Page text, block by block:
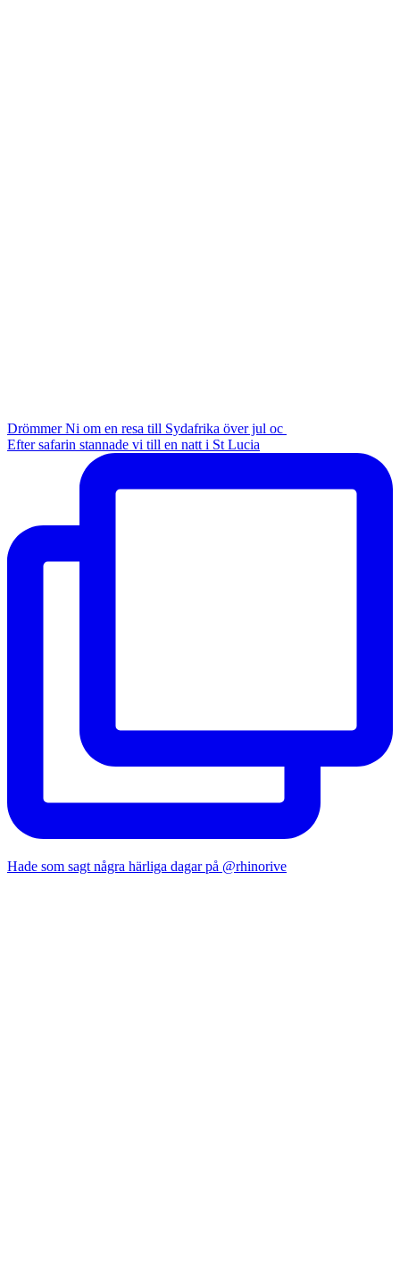
Drömmer Ni om en resa till Sydafrika över jul oc
Efter safarin stannade vi till en natt i St Lucia
Hade som sagt några härliga dagar på @rhinorive